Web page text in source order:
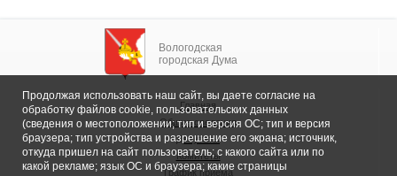
Вологодская
городская Дума
Главная
Общие сведения
Депутаты
Комитеты
График приема
Продолжая использовать наш сайт, вы даете согласие на
обработку файлов cookie, пользовательских данных
(сведения о местоположении; тип и версия ОС; тип и версия
браузера; тип устройства и разрешение его экрана; источник,
откуда пришел на сайт пользователь; с какого сайта или по
какой рекламе; язык ОС и браузера; какие страницы